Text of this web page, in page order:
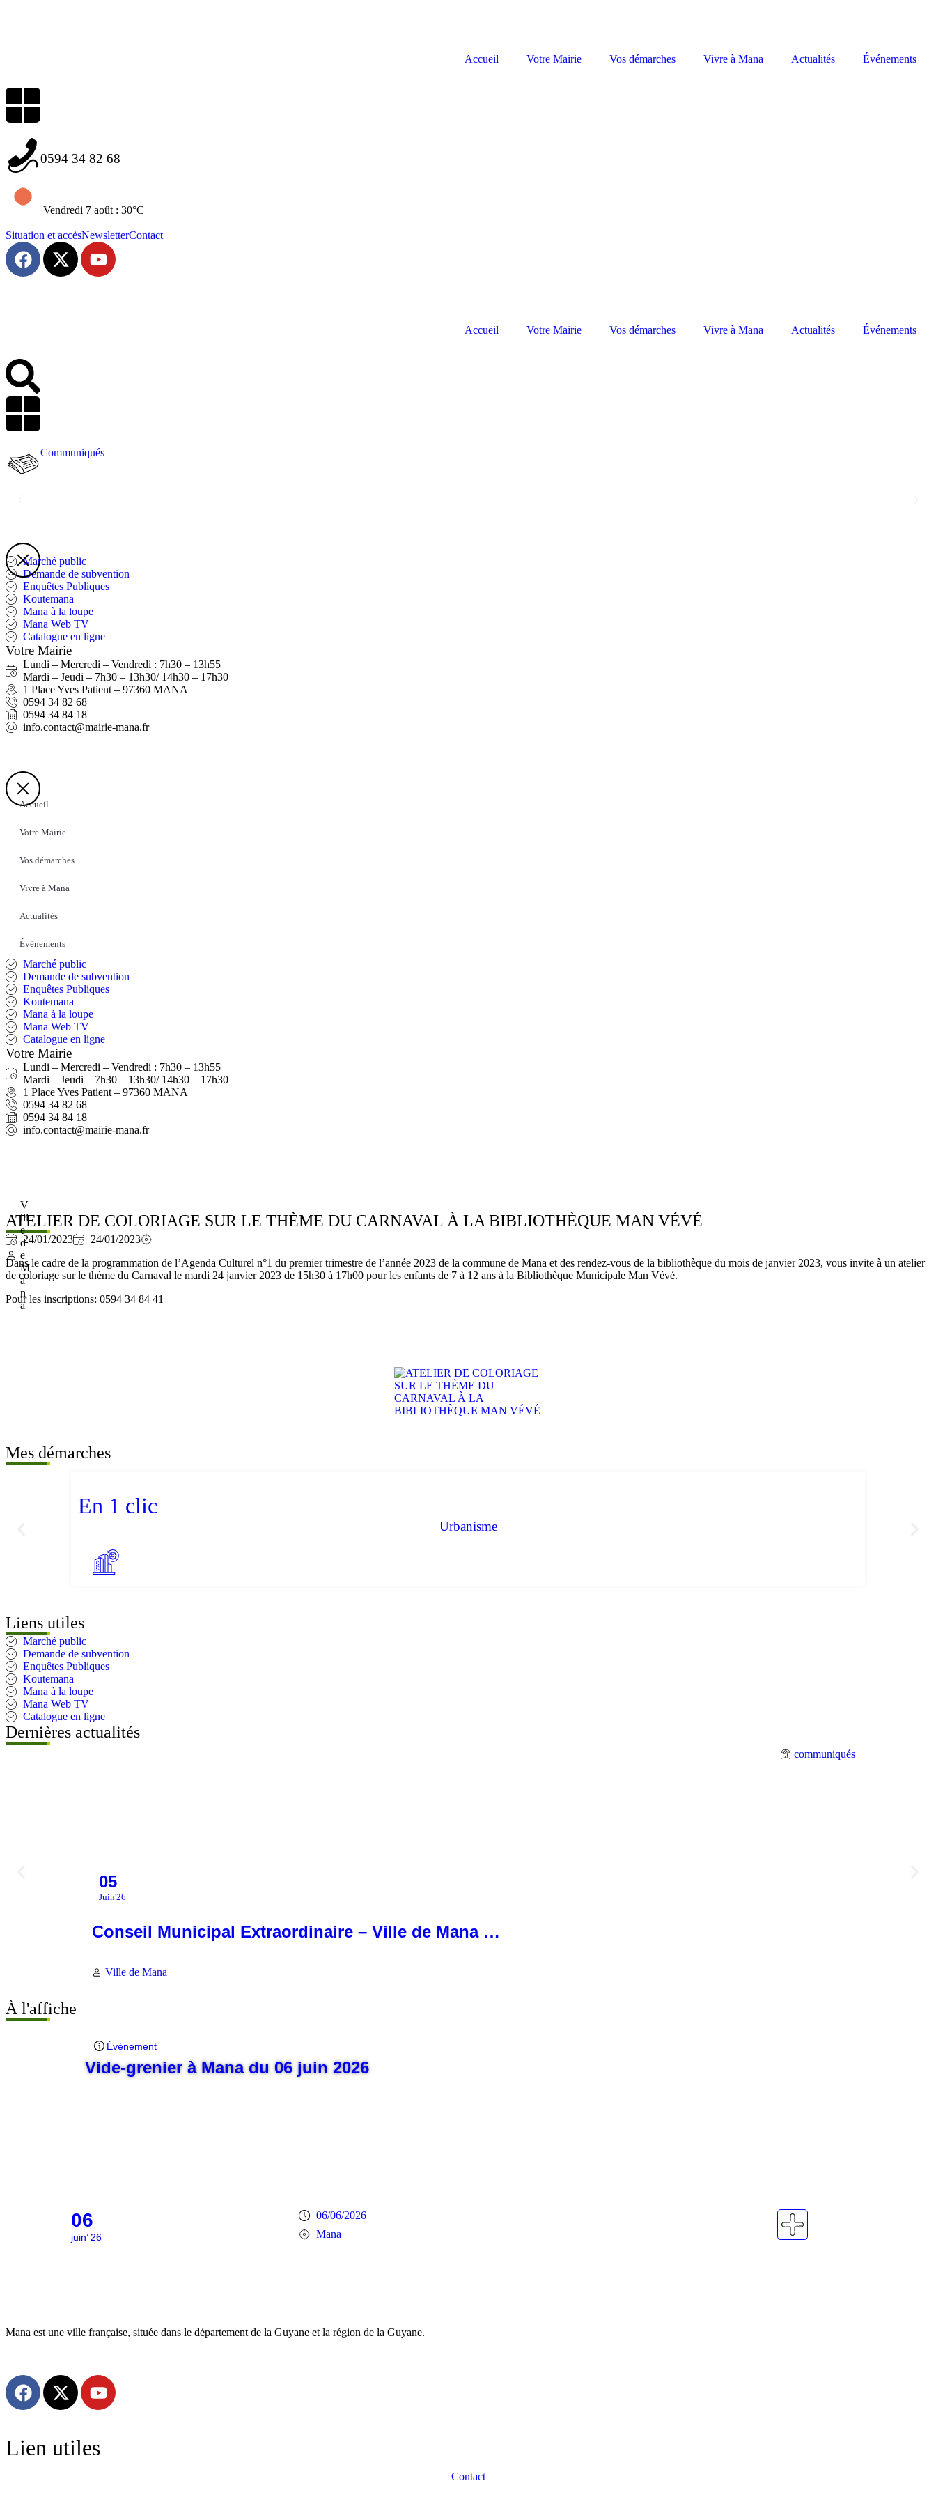
Accueil Votre Mairie Vos démarches Vivre à Mana Actualités Événements
0594 34 82 68
Vendredi 7 août : 30°C
Situation et accèsNewsletterContact
Accueil Votre Mairie Vos démarches Vivre à Mana Actualités Événements
Communiqués
Marché public
Demande de subvention
Enquêtes Publiques
Koutemana
Mana à la loupe
Mana Web TV
Catalogue en ligne
Votre Mairie
Lundi – Mercredi – Vendredi : 7h30 – 13h55
Mardi – Jeudi – 7h30 – 13h30/ 14h30 – 17h30
1 Place Yves Patient – 97360 MANA
0594 34 82 68
0594 34 84 18
info.contact@mairie-mana.fr
Accueil
Votre Mairie
Vos démarches
Vivre à Mana
Actualités
Événements
Marché public
Demande de subvention
Enquêtes Publiques
Koutemana
Mana à la loupe
Mana Web TV
Catalogue en ligne
Votre Mairie
Lundi – Mercredi – Vendredi : 7h30 – 13h55
Mardi – Jeudi – 7h30 – 13h30/ 14h30 – 17h30
1 Place Yves Patient – 97360 MANA
0594 34 82 68
0594 34 84 18
info.contact@mairie-mana.fr
V
ill
e
d
e
M
a
n
a
ATELIER DE COLORIAGE SUR LE THÈME DU CARNAVAL À LA BIBLIOTHÈQUE MAN VÉVÉ
24/01/2023
24/01/2023
Dans le cadre de la programmation de l’Agenda Culturel n°1 du premier trimestre de l’année 2023 de la commune de Mana et des rendez-vous de la bibliothèque du mois de janvier 2023, vous invite à un atelier
de coloriage sur le thème du Carnaval le mardi 24 janvier 2023 de 15h30 à 17h00 pour les enfants de 7 à 12 ans à la Bibliothèque Municipale Man Vévé.
Pour les inscriptions: 0594 34 84 41
Mes démarches
En 1 clic
Urbanisme
Liens utiles
Marché public
Demande de subvention
Enquêtes Publiques
Koutemana
Mana à la loupe
Mana Web TV
Catalogue en ligne
Dernières actualités
communiqués
05
Juin'26
Conseil Municipal Extraordinaire – Ville de Mana …
Ville de Mana
À l'affiche
Événement
Vide-grenier à Mana du 06 juin 2026
06
juin’ 26
06/06/2026
Mana
Mana est une ville française, située dans le département de la Guyane et la région de la Guyane.
Lien utiles
Contact